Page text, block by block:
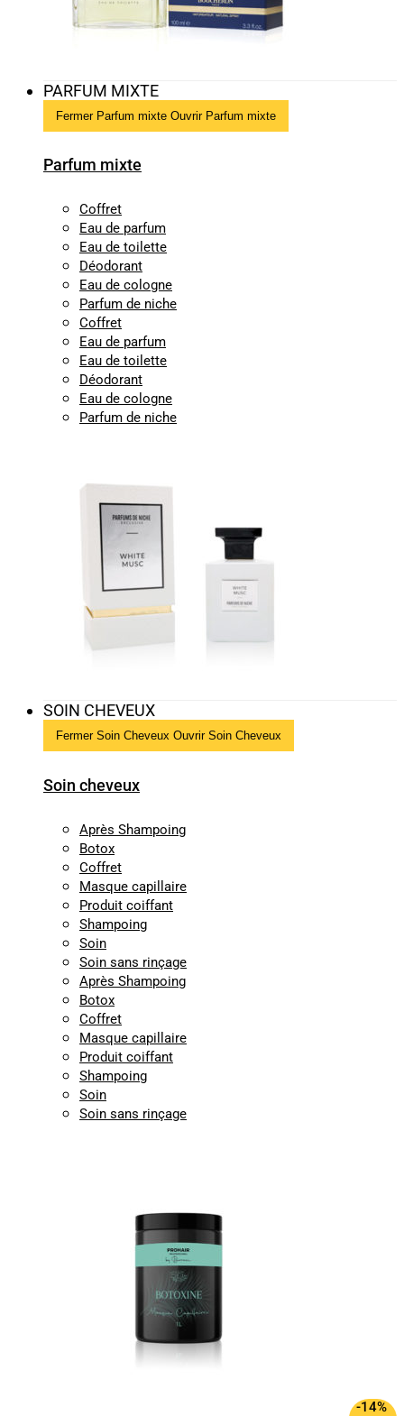
PARFUM MIXTE
Fermer Parfum mixte Ouvrir Parfum mixte
Parfum mixte
Coffret
Eau de parfum
Eau de toilette
Déodorant
Eau de cologne
Parfum de niche
Coffret
Eau de parfum
Eau de toilette
Déodorant
Eau de cologne
Parfum de niche
SOIN CHEVEUX
Fermer Soin Cheveux Ouvrir Soin Cheveux
Soin cheveux
Après Shampoing
Botox
Coffret
Masque capillaire
Produit coiffant
Shampoing
Soin
Soin sans rinçage
Après Shampoing
Botox
Coffret
Masque capillaire
Produit coiffant
Shampoing
Soin
Soin sans rinçage
-14%